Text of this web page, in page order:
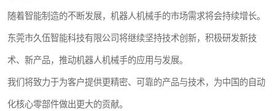
随着智能制造的不断发展，机器人机械手的市场需求将会持续增长。
东莞市久伍智能科技有限公司将继续坚持技术创新，积极研发新技
术、新产品，推动机器人机械手的应用与发展。
我们将致力于为客户提供更精密、可靠的产品与技术，为中国的自动
化核心零部件做出更大的贡献。